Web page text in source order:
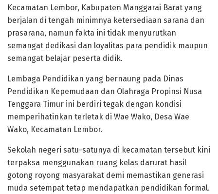
Kecamatan Lembor, Kabupaten Manggarai Barat yang
berjalan di tengah minimnya ketersediaan sarana dan
prasarana, namun fakta ini tidak menyurutkan
semangat dedikasi dan loyalitas para pendidik maupun
semangat belajar peserta didik.
Lembaga Pendidikan yang bernaung pada Dinas
Pendidikan Kepemudaan dan Olahraga Propinsi Nusa
Tenggara Timur ini berdiri tegak dengan kondisi
memperihatinkan terletak di Wae Wako, Desa Wae
Wako, Kecamatan Lembor.
Sekolah negeri satu-satunya di kecamatan tersebut kini
terpaksa menggunakan ruang kelas darurat hasil
gotong royong masyarakat demi memastikan generasi
muda setempat tetap mendapatkan pendidikan formal.